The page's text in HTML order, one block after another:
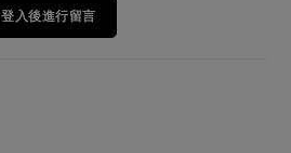
登入後進行留言